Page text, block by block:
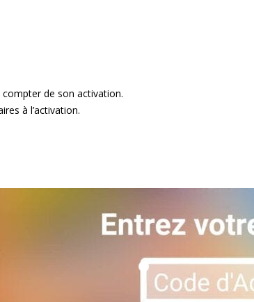
de son activation.
à l’activation.